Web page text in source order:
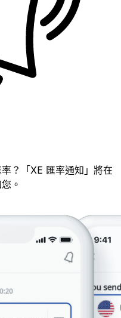
？「XE 匯率通知」將在
。